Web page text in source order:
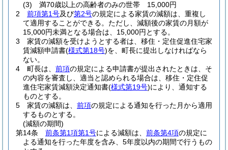
(3)
満70歳以上の高齢者のみの世帯 15,000円
2
前項第1号及び第2号の規定による家賃の減額は、重複し
て適用することができる。 ただし、減額後の家賃の月額が
15,000円未満となる場合は、15,000円とする。
3
家賃の減額を受けようとする者は、移住・定住促進住宅家
賃減額申請書(様式第18号)を、町長に提出しなければなら
ない。
4
町長は、 前項の規定による申請書が提出されたときは、そ
の内容を審査し、適当と認められる場合は、移住・定住促
進住宅家賃減額決定通知書(様式第19号)により、通知する
ものとする。
5
家賃の減額は、 前項の規定による通知を行った月から適用
するものとする。
(減額の期間)
第14条
前条第1項第1号による減額は、 前条第4項の規定に
よる通知を行った年度を含み、5年度以内の期間で行うもの